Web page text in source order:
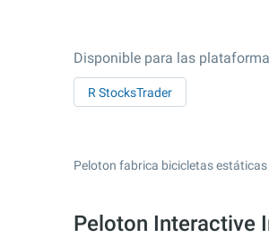
Disponible para las
R StocksTrader
Peloton fabrica bicicletas
Peloton Interactive